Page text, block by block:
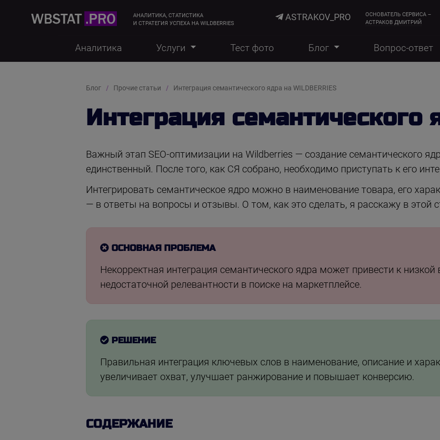
АНАЛИТИКА, СТАТИСТИКА
И СТРАТЕГИЯ УСПЕХА НА WILDBERRIES
ASTRAKOV_PRO
ОСНОВАТЕЛЬ СЕРВИСА –
АСТРАКОВ ДМИТРИЙ
Аналитика Услуги Тест фото Блог Вопрос-ответ
Блог Прочие статьи Интеграция семантического ядра на WILDBERRIES
Интеграция семантического
Важный этап SEO-оптимизации на Wildberries — создание семантического
единственный. После того, как СЯ собрано, необходимо приступать к его
Интегрировать семантическое ядро можно в наименование товара, его
— в ответы на вопросы и отзывы. О том, как это сделать, я расскажу в этой
ОСНОВНАЯ ПРОБЛЕМА
Некорректная интеграция семантического ядра может привести к
недостаточной релевантности в поиске на маркетплейсе.
РЕШЕНИЕ
Правильная интеграция ключевых слов в наименование, описание и
увеличивает охват, улучшает ранжирование и повышает конверсию.
СОДЕРЖАНИЕ